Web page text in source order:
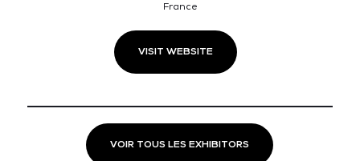
France
VISIT WEBSITE
VOIR TOUS LES EXHIBITORS